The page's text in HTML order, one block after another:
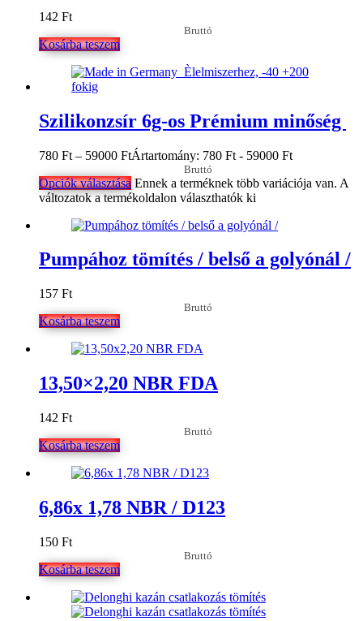
142 Ft
Bruttó
Kosárba teszem
Szilikonzsír 6g-os Prémium minőség
780 Ft – 59000 FtÁrtartomány: 780 Ft - 59000 Ft
Bruttó
Opciók választása Ennek a terméknek több variációja van. A
változatok a termékoldalon választhatók ki
Pumpához tömítés / belső a golyónál /
157 Ft
Bruttó
Kosárba teszem
13,50×2,20 NBR FDA
142 Ft
Bruttó
Kosárba teszem
6,86x 1,78 NBR / D123
150 Ft
Bruttó
Kosárba teszem